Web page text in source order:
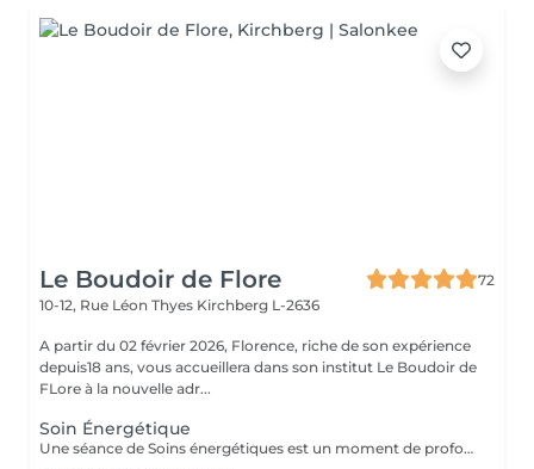
Le Boudoir de Flore
72
10-12, Rue Léon Thyes Kirchberg L-2636
A partir du 02 février 2026, Florence, riche de son expérience
depuis18 ans, vous accueillera dans son institut Le Boudoir de
FLore à la nouvelle adr...
Soin Énergétique
Une séance de Soins énergétiques est un moment de profond bien-être et de lâcher-prise, un moment précieux pour vous reconnecter avec vous-même. L'harmonisation énergétique permet de prendre soin de soi sans être envahi par le mental et les émotions, de libérer les blocages et mémoires du passé, de (re)trouver pleinement son potentiel d'énergie, sa force vitale et créatrice, de s'aimer et s'accepter et enfin, vivre l'amour inconditionnel, d'être en paix avec soi même et de ressentir centrage et légèreté. Les soins énergétiques que je pratique nettoient les différents corps énergétiques (physique, émotionnel, mental, spirituel) et visent à dissoudre les blocages et les croyances limitantes qui nous empêchent d'avancer positivement dans la vie. Avant tout travail énergétique, quelle que soit la méthode holistique, il est important de procéder à un diagnostic énergétique de la personne. A qui s'adresse le soin énergétique ? Ils peuvent être réalisés sur tout le monde, à tous âges, quelques soient les antécédents, les maladies et les traitements en cours. Les Soins Energétiques ne présentent pas de contre-indication, prévoir juste un temps de repos après une séance. A noter que ces thérapies ne remplacent pas, en aucun cas, la médecine conventionnelle. Mon approche énergétique est dépouillée de toute attache religieuse et ne demande pas au consultant de cheminement spirituel particulier. NB : chaque minute additionnelle au temps prévu sera facturée 1€. Merci. Pour une première expérience, choisissez la séance de 75 mn.